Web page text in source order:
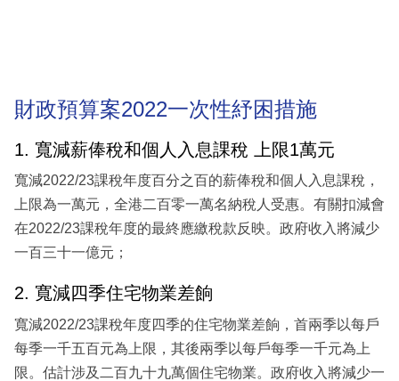
財政預算案2022一次性紓困措施
1. 寬減薪俸稅和個人入息課稅 上限1萬元
寬減2022/23課稅年度百分之百的薪俸稅和個人入息課稅，
上限為一萬元，全港二百零一萬名納稅人受惠。有關扣減會
在2022/23課稅年度的最終應繳稅款反映。政府收入將減少
一百三十一億元；
2. 寬減四季住宅物業差餉
寬減2022/23課稅年度四季的住宅物業差餉，首兩季以每戶
每季一千五百元為上限，其後兩季以每戶每季一千元為上
限。估計涉及二百九十九萬個住宅物業。政府收入將減少一